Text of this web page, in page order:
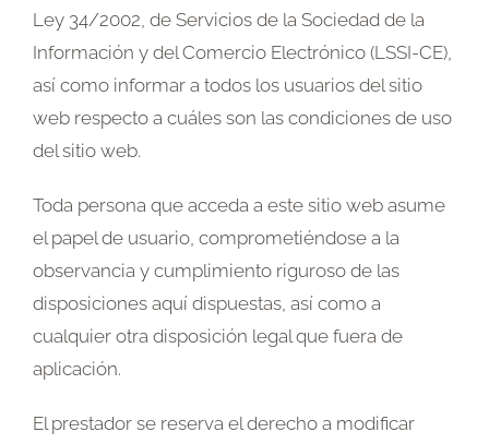
Ley 34/2002, de Servicios de la Sociedad de la
Información y del Comercio Electrónico (LSSI-CE),
así como informar a todos los usuarios del sitio
web respecto a cuáles son las condiciones de uso
del sitio web.
Toda persona que acceda a este sitio web asume
el papel de usuario, comprometiéndose a la
observancia y cumplimiento riguroso de las
disposiciones aquí dispuestas, así como a
cualquier otra disposición legal que fuera de
aplicación.
El prestador se reserva el derecho a modificar